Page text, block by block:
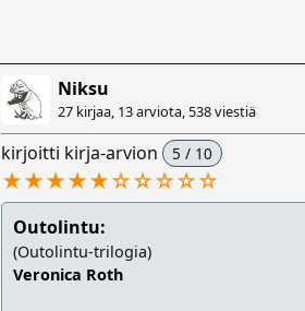
Niksu
27 kirjaa, 13 arviota,538 viestiä
kirjoitti kirja-arvion 5 / 10
★★★★★☆☆☆☆☆
Outolintu:
(Outolintu-trilogia)
Veronica Roth